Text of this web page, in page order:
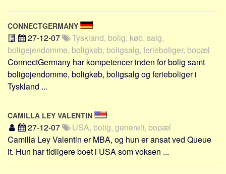
CONNECTGERMANY
27-12-07
Tyskland, bolig, køb, salg,
boligejendomme, boligkøb, boligsalg, ferieboliger, bopæl
ConnectGermany har kompetencer inden for bolig samt
boligejendomme, boligkøb, boligsalg og ferieboliger i
Tyskland ...
CAMILLA LEY VALENTIN
27-12-07
USA, bolig, generelt, bopæl
Camilla Ley Valentin er MBA, og hun er ansat ved Queue
it. Hun har tidligere boet i USA som voksen ...